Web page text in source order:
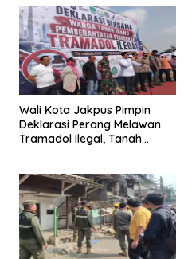
Wali Kota Jakpus Pimpin
Deklarasi Perang Melawan
Tramadol Ilegal, Tanah